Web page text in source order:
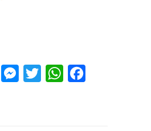
TelegramMessenger
Twitter WhatsApp